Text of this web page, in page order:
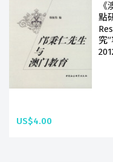
點
究
US$4.00